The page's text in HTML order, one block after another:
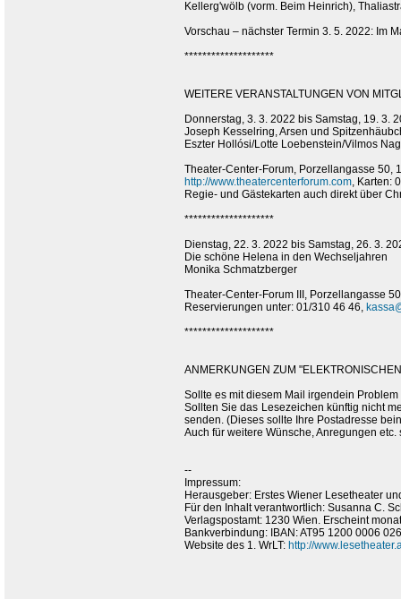
Kellerg'wölb (vorm. Beim Heinrich),
Vorschau – nächster Termin 3. 5. 2022: Im
********************
WEITERE VERANSTALTUNGEN VON
Donnerstag, 3. 3. 2022 bis Samstag, 19. 3.
Joseph Kesselring, Arsen und
Eszter Hollósi/Lotte Loebenstein/Vilmos
Theater-Center-Forum, Porzellangasse 50,
http://www.theatercenterforum.com, Karten:
Regie- und Gästekarten auch direkt über
********************
Dienstag, 22. 3. 2022 bis Samstag, 26. 3.
Die schöne Helena in den Wechseljahren
Monika Schmatzberger
Theater-Center-Forum III, Porzellangasse
Reservierungen unter: 01/310 46 46,
********************
ANMERKUNGEN ZUM
Sollte es mit diesem Mail irgendein
Sollten Sie das Lesezeichen künftig nicht
senden. (Dieses sollte Ihre Postadresse
Auch für weitere Wünsche, Anregungen
--
Impressum:
Herausgeber: Erstes Wiener Lesetheater
Für den Inhalt verantwortlich: Susanna C.
Verlagspostamt: 1230 Wien. Erscheint
Bankverbindung: IBAN: AT95 1200 0006
Website des 1. WrLT: http://